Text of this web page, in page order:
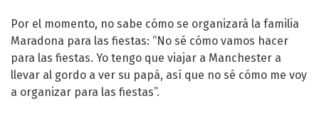
Por el momento, no sabe cómo se organizará la familia
Maradona para las fiestas: “No sé cómo vamos hacer
para las fiestas. Yo tengo que viajar a Manchester a
llevar al gordo a ver su papá, así que no sé cómo me voy
a organizar para las fiestas”.